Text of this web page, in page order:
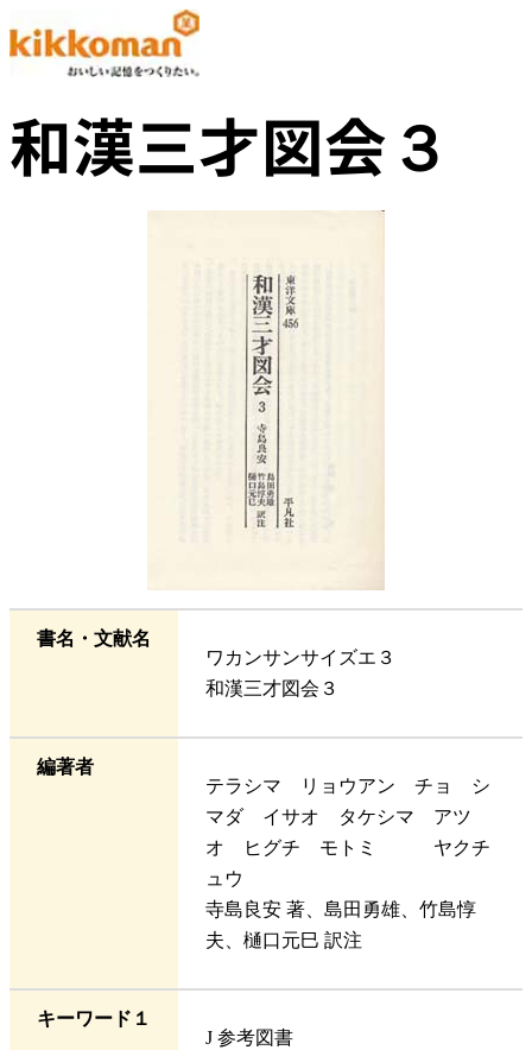
和漢三才図会３
書名・文献名
ワカンサンサイズエ３
和漢三才図会３
編著者
テラシマ リョウアン チョ シ
マダ イサオ タケシマ アツ
オ ヒグチ モトミ ヤクチ
ュウ
寺島良安 著、島田勇雄、竹島惇
夫、樋口元巳 訳注
キーワード１
J 参考図書